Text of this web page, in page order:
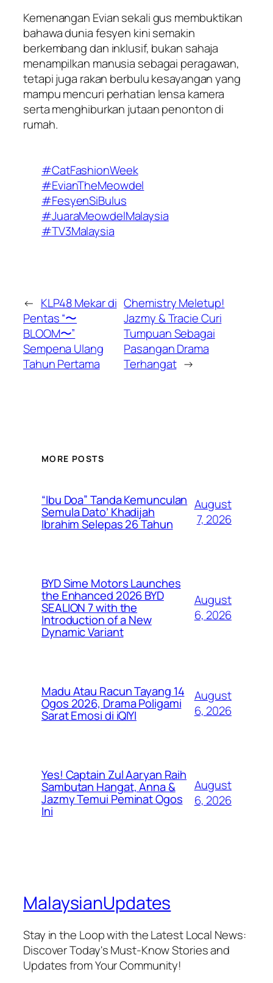
Kemenangan Evian sekali gus membuktikan
bahawa dunia fesyen kini semakin
berkembang dan inklusif, bukan sahaja
menampilkan manusia sebagai peragawan,
tetapi juga rakan berbulu kesayangan yang
mampu mencuri perhatian lensa kamera
serta menghiburkan jutaan penonton di
rumah.
#CatFashionWeek
#EvianTheMeowdel
#FesyenSiBulus
#JuaraMeowdelMalaysia
#TV3Malaysia
← KLP48 Mekar di
Pentas “〜
BLOOM〜”
Sempena Ulang
Tahun Pertama
Chemistry Meletup!
Jazmy & Tracie Curi
Tumpuan Sebagai
Pasangan Drama
Terhangat →
MORE POSTS
“Ibu Doa” Tanda Kemunculan
Semula Dato’ Khadijah
Ibrahim Selepas 26 Tahun
August
7, 2026
BYD Sime Motors Launches
the Enhanced 2026 BYD
SEALION 7 with the
Introduction of a New
Dynamic Variant
August
6, 2026
Madu Atau Racun Tayang 14
Ogos 2026, Drama Poligami
Sarat Emosi di iQIYI
August
6, 2026
Yes! Captain Zul Aaryan Raih
Sambutan Hangat, Anna &
Jazmy Temui Peminat Ogos
Ini
August
6, 2026
MalaysianUpdates
Stay in the Loop with the Latest Local News:
Discover Today's Must-Know Stories and
Updates from Your Community!